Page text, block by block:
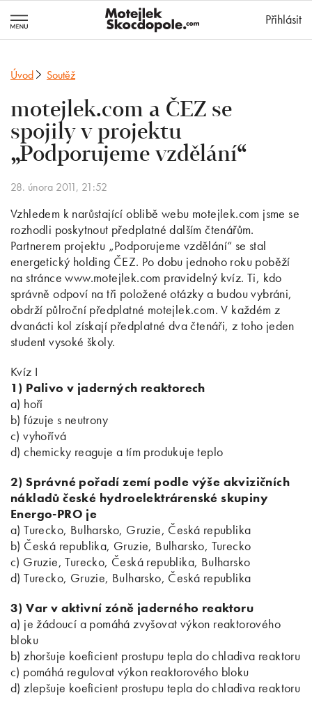
Přihlásit
Úvod Soutěž
motejlek.com a ČEZ se
spojily v projektu
„Podporujeme vzdělání“
28. února 2011, 21:52
Vzhledem k narůstající oblibě webu motejlek.com jsme se
rozhodli poskytnout předplatné dalším čtenářům.
Partnerem projektu „Podporujeme vzdělání“ se stal
energetický holding ČEZ. Po dobu jednoho roku poběží
na stránce www.motejlek.com pravidelný kvíz. Ti, kdo
správně odpoví na tři položené otázky a budou vybráni,
obdrží půlroční předplatné motejlek.com. V každém z
dvanácti kol získají předplatné dva čtenáři, z toho jeden
student vysoké školy.
Kvíz I
1) Palivo v jaderných reaktorech
a) hoří
b) fúzuje s neutrony
c) vyhořívá
d) chemicky reaguje a tím produkuje teplo
2) Správné pořadí zemí podle výše akvizičních
nákladů české hydroelektrárenské skupiny
Energo-PRO je
a) Turecko, Bulharsko, Gruzie, Česká republika
b) Česká republika, Gruzie, Bulharsko, Turecko
c) Gruzie, Turecko, Česká republika, Bulharsko
d) Turecko, Gruzie, Bulharsko, Česká republika
3) Var v aktivní zóně jaderného reaktoru
a) je žádoucí a pomáhá zvyšovat výkon reaktorového
bloku
b) zhoršuje koeficient prostupu tepla do chladiva reaktoru
c) pomáhá regulovat výkon reaktorového bloku
d) zlepšuje koeficient prostupu tepla do chladiva reaktoru